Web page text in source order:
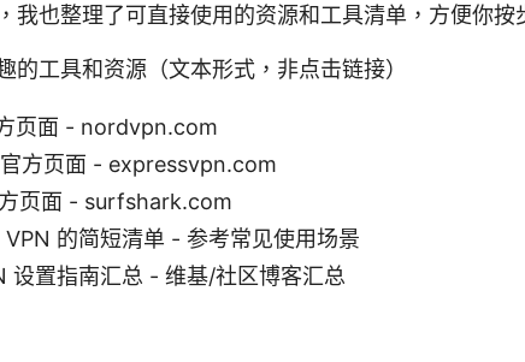
我也整理了可直接使用的资源和工具清单，方便你按
的工具和资源（文本形式，非点击链接）
页面 - nordvpn.com
方页面 - expressvpn.com
页面 - surfshark.com
的简短清单 - 参考常见使用场景
设置指南汇总 - 维基/社区博客汇总